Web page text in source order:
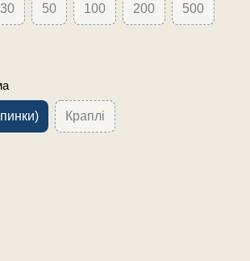
30 50 100 200 500
Краплі